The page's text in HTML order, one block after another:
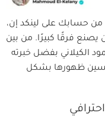
من حسابك على لينكد إن،
فرقًا كبيرًا. من بين
الكيلاني بفضل خبرته
ظهورها بشكل